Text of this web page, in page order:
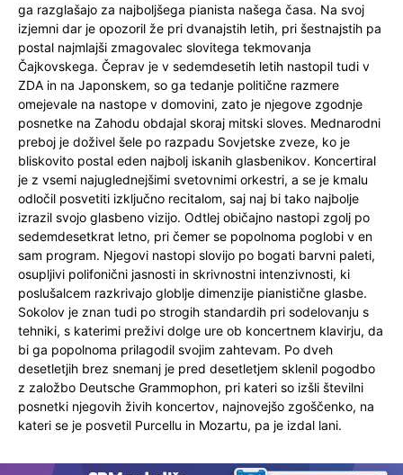
ga razglašajo za najboljšega pianista našega časa. Na svoj
izjemni dar je opozoril že pri dvanajstih letih, pri šestnajstih pa
postal najmlajši zmagovalec slovitega tekmovanja
Čajkovskega. Čeprav je v sedemdesetih letih nastopil tudi v
ZDA in na Japonskem, so ga tedanje politične razmere
omejevale na nastope v domovini, zato je njegove zgodnje
posnetke na Zahodu obdajal skoraj mitski sloves. Mednarodni
preboj je doživel šele po razpadu Sovjetske zveze, ko je
bliskovito postal eden najbolj iskanih glasbenikov. Koncertiral
je z vsemi najuglednejšimi svetovnimi orkestri, a se je kmalu
odločil posvetiti izključno recitalom, saj naj bi tako najbolje
izrazil svojo glasbeno vizijo. Odtlej običajno nastopi zgolj po
sedemdesetkrat letno, pri čemer se popolnoma poglobi v en
sam program. Njegovi nastopi slovijo po bogati barvni paleti,
osupljivi polifonični jasnosti in skrivnostni intenzivnosti, ki
poslušalcem razkrivajo globlje dimenzije pianistične glasbe.
Sokolov je znan tudi po strogih standardih pri sodelovanju s
tehniki, s katerimi preživi dolge ure ob koncertnem klavirju, da
bi ga popolnoma prilagodil svojim zahtevam. Po dveh
desetletjih brez snemanj je pred desetletjem sklenil pogodbo
z založbo Deutsche Grammophon, pri kateri so izšli številni
posnetki njegovih živih koncertov, najnovejšo zgoščenko, na
kateri se je posvetil Purcellu in Mozartu, pa je izdal lani.